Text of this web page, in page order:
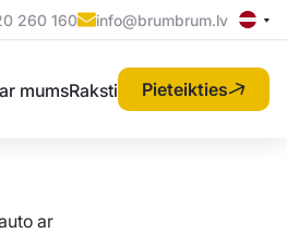
260 160 info@brumbrum.lv
mumsRaksti Pieteikties
ar